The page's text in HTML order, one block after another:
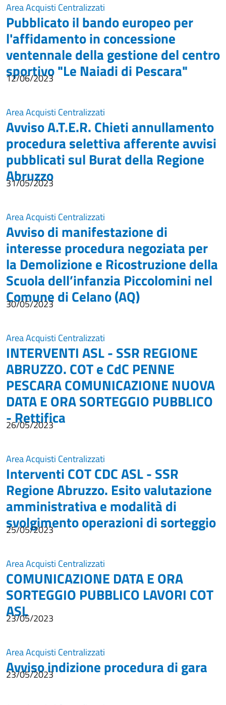
Area Acquisti Centralizzati
Pubblicato il bando europeo per
l'affidamento in concessione
ventennale della gestione del centro
sportivo "Le Naiadi di Pescara"
12/06/2023
Area Acquisti Centralizzati
Avviso A.T.E.R. Chieti annullamento
procedura selettiva afferente avvisi
pubblicati sul Burat della Regione
Abruzzo
31/05/2023
Area Acquisti Centralizzati
Avviso di manifestazione di
interesse procedura negoziata per
la Demolizione e Ricostruzione della
Scuola dell’infanzia Piccolomini nel
Comune di Celano (AQ)
30/05/2023
Area Acquisti Centralizzati
INTERVENTI ASL - SSR REGIONE
ABRUZZO. COT e CdC PENNE
PESCARA COMUNICAZIONE NUOVA
DATA E ORA SORTEGGIO PUBBLICO
- Rettifica
26/05/2023
Area Acquisti Centralizzati
Interventi COT CDC ASL - SSR
Regione Abruzzo. Esito valutazione
amministrativa e modalità di
svolgimento operazioni di sorteggio
25/05/2023
Area Acquisti Centralizzati
COMUNICAZIONE DATA E ORA
SORTEGGIO PUBBLICO LAVORI COT
ASL
23/05/2023
Area Acquisti Centralizzati
Avviso indizione procedura di gara
23/05/2023